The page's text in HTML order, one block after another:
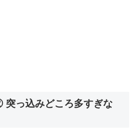
っ込みどころ多すぎな